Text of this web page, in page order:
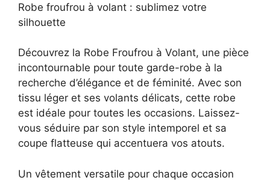
Robe froufrou à volant : sublimez votre
silhouette
Découvrez la Robe Froufrou à Volant, une pièce
incontournable pour toute garde-robe à la
recherche d’élégance et de féminité. Avec son
tissu léger et ses volants délicats, cette robe
est idéale pour toutes les occasions. Laissez-
vous séduire par son style intemporel et sa
coupe flatteuse qui accentuera vos atouts.
Un vêtement versatile pour chaque occasion